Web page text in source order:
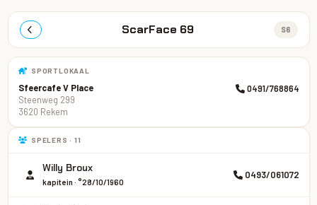
ScarFace 69 S6
SPORTLOKAAL
Sfeercafe V Place
Steenweg 299
3620 Rekem
0491/768864
SPELERS · 11
Willy Broux
kapitein · °28/10/1960
0493/061072